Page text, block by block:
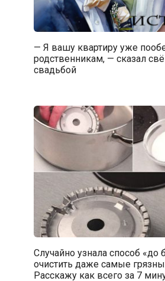
— Я вашу квартиру уже
родственникам, — сказал
свадьбой
Случайно узнала способ «до
очистить даже самые
Расскажу как всего за 7